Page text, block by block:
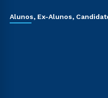
Alunos, Ex-Alunos,